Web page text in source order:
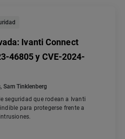
Ivanti Connect
46805 y CVE-2024-
, Sam Tinklenberg
seguridad que rodean a Ivanti
para protegerse frente a